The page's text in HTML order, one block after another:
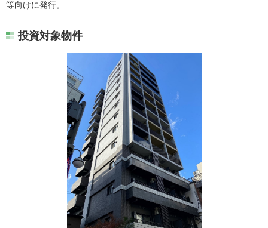
等向けに発行。
投資対象物件